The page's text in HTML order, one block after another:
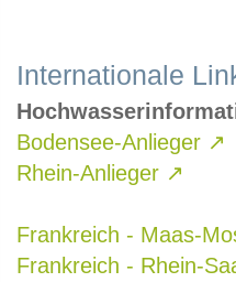
Internationale
Bodensee-Anlieger ↗
Rhein-Anlieger ↗
Frankreich - Maas-
Frankreich - Rhein-